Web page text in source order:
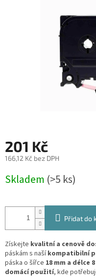
201 Kč
166,12 Kč bez DPH
cena:
Skladem (>5 ks)
Přidat do
Získejte kvalitní a cenově
páskám s našíkompatibilní
páska o šířce 18 mm a délce
domácí použití, kde